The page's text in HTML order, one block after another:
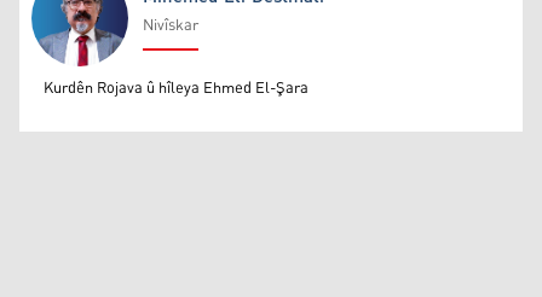
Mihemed Eli Destmalî
Nivîskar
Kurdên Rojava û hîleya Ehmed El-Şara